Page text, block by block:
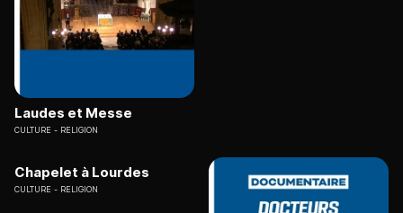
Laudes et Messe
CULTURE RELIGION
Chapelet à Lourdes
CULTURE RELIGION